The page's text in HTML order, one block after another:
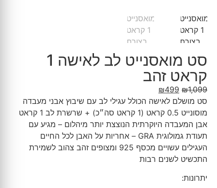
סט מואסנייט לב לאישה 1
קראט זהב
₪1,099
₪499
סט מושלם לאישה הכולל עגילי לב עם שיבוץ אבני מעבדה
מוסונייט 0.5 קראט (1 קראט סה״כ) + שרשרת לב 1 קראט
אבן המעבדה היוקרתית הנוצצת יותר מיהלום – מגיע עם
תעודת גמולוגית GRA – אחריות על האבן לכל החיים
העגילים עשויים מכסף 925 ומצופים זהב צהוב לשמירת
התכשיט לשנים רבות
יתרונות: